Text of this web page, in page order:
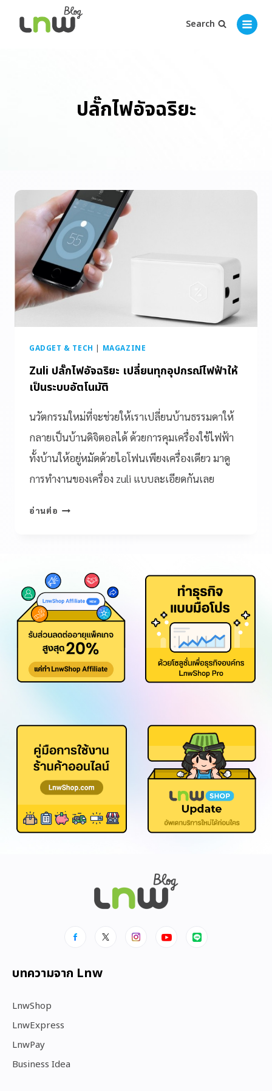
Search
ปลั๊กไฟอัจฉริยะ
GADGET & TECH | MAGAZINE
Zuli ปลั๊กไฟอัจฉริยะ เปลี่ยนทุกอุปกรณ์ไฟฟ้าให้
เป็นระบบอัตโนมัติ
นวัตกรรมใหม่ที่จะช่วยให้เราเปลี่ยนบ้านธรรมดาให้
กลายเป็นบ้านดิจิตอลได้ ด้วยการคุมเครื่องใช้ไฟฟ้า
ทั้งบ้านให้อยู่หมัดด้วยไอโฟนเพียงเครื่องเดียว มาดู
การทำงานของเครื่อง zuli แบบละเอียดกันเลย
อ่านต่อ
บทความจาก Lnw
LnwShop
LnwExpress
LnwPay
Business Idea